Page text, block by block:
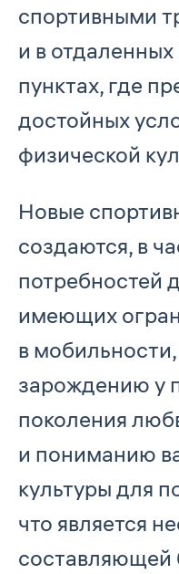
спортивными
и в
пунктах, где
достойных
физической
Новые
создаются, в
потребностей
имеющих
в
зарождению у
поколения
и пониманию
культуры для
что является
составляющей